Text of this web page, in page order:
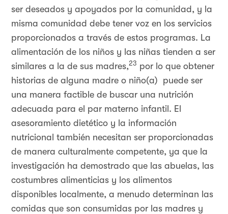
ser deseados y apoyados por la comunidad, y la
misma comunidad debe tener voz en los servicios
proporcionados a través de estos programas. La
alimentación de los niños y las niñas tienden a ser
similares a la de sus madres,23 por lo que obtener
historias de alguna madre o niño(a) puede ser
una manera factible de buscar una nutrición
adecuada para el par materno infantil. El
asesoramiento dietético y la información
nutricional también necesitan ser proporcionadas
de manera culturalmente competente, ya que la
investigación ha demostrado que las abuelas, las
costumbres alimenticias y los alimentos
disponibles localmente, a menudo determinan las
comidas que son consumidas por las madres y